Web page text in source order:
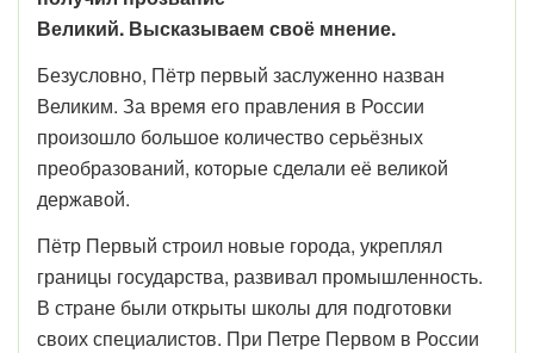
Великий. Высказываем своё мнение.
Безусловно, Пётр первый заслуженно назван
Великим. За время его правления в России
произошло большое количество серьёзных
преобразований, которые сделали её великой
державой.
Пётр Первый строил новые города, укреплял
границы государства, развивал промышленность.
В стране были открыты школы для подготовки
своих специалистов. При Петре Первом в России